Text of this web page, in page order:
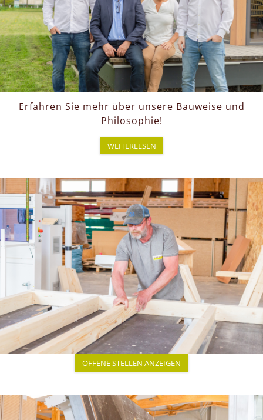
Seit 1975 stehen wir bei PRONATURHAUS für
nachhaltiges Bauen im Einklang mit der Natur.
Als
Familienunternehmen ist es unsere Mission,
wohngesunde und ökologische Häuserzu
schaffen, die modernes Leben mit der
Nachhaltigkeit natürlicher Baustoffe verbinden.
Erfahren Sie mehr über unsere Bauweise und
Philosophie!
WEITERLESEN
JOBS
Sie suchen einen Job im Holzbau mit Zukunft?
Werden Sie Teil unseres Familienunternehmens
und gestalten Sie mit uns ökologische
Wohnlösungen aus Holz! Bei PRONATURHAUS
bieten wir Ihnen nicht nur einen sicheren
Arbeitsplatz, sondern auch die Chance, Teil einer
nachhaltigen Bauweise zu sein, die Zukunft hat.
OFFENE STELLEN ANZEIGEN